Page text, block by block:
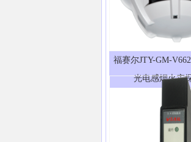
福赛尔JTY-GM-
光电感烟火灾